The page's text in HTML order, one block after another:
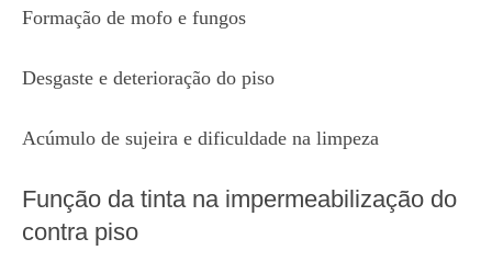
Formação de mofo e fungos
Desgaste e deterioração do piso
Acúmulo de sujeira e dificuldade na limpeza
Função da tinta na impermeabilização do
contra piso